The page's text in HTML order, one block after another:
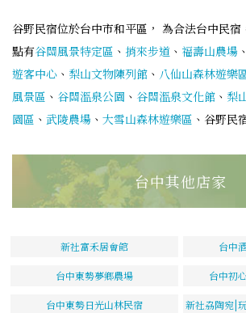
谷野民宿位於台中市和平區， 為合法台中民宿
點有谷關風景特定區 、 捎來步道 、 福壽山農場 、
遊客中心 、 梨山文物陳列館 、 八仙山森林遊樂
風景區 、 谷關溫泉公園 、 谷關溫泉文化館 、 梨
園區 、 武陵農場 、 大雪山森林遊樂區 、谷野民
台中其他店家
新社富禾居會館 台中
台中東勢夢鄉農場 台中初
台中東勢日光山林民宿 新社劦陶宛|